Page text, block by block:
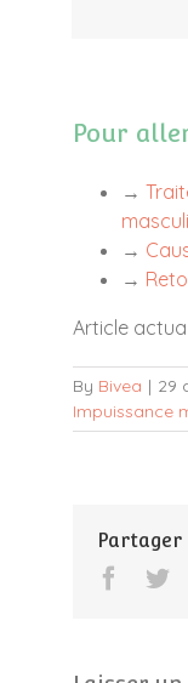
Pour
→
→
→
Article
By Bivea | 29
Impuissance